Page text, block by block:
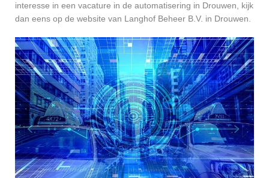
interesse in een vacature in de automatisering in Drouwen, kijk
dan eens op de website van Langhof Beheer B.V. in Drouwen.